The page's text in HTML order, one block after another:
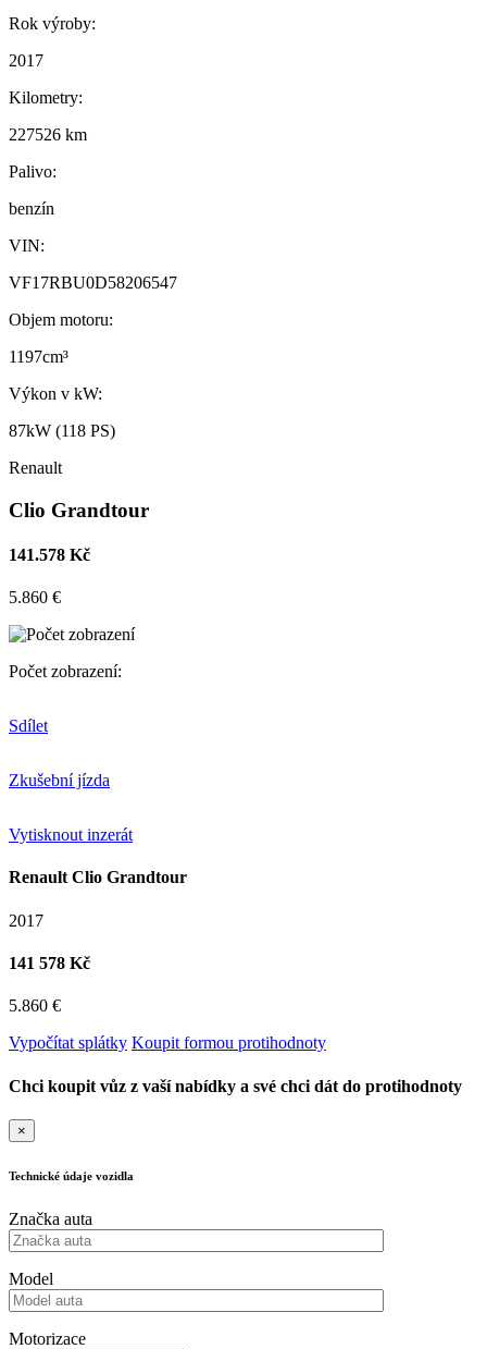
Rok výroby:
2017
Kilometry:
227526 km
Palivo:
benzín
VIN:
VF17RBU0D58206547
Objem motoru:
1197cm³
Výkon v kW:
87kW (118 PS)
Renault
Clio Grandtour
141.578 Kč
5.860 €
Počet zobrazení:
Sdílet
Zkušební jízda
Vytisknout inzerát
Renault Clio Grandtour
2017
141 578 Kč
5.860 €
Vypočítat splátky Koupit formou protihodnoty
Chci koupit vůz z vaší nabídky a své chci dát do protihodnoty
×
Technické údaje vozidla
Značka auta
Model
Motorizace